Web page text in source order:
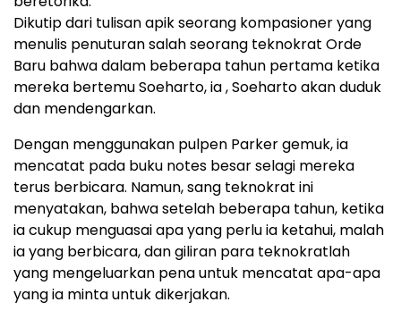
Dikutip dari tulisan apik seorang kompasioner yang
menulis penuturan salah seorang teknokrat Orde
Baru bahwa dalam beberapa tahun pertama ketika
mereka bertemu Soeharto, ia , Soeharto akan duduk
dan mendengarkan.
Dengan menggunakan pulpen Parker gemuk, ia
mencatat pada buku notes besar selagi mereka
terus berbicara. Namun, sang teknokrat ini
menyatakan, bahwa setelah beberapa tahun, ketika
ia cukup menguasai apa yang perlu ia ketahui, malah
ia yang berbicara, dan giliran para teknokratlah
yang mengeluarkan pena untuk mencatat apa-apa
yang ia minta untuk dikerjakan.